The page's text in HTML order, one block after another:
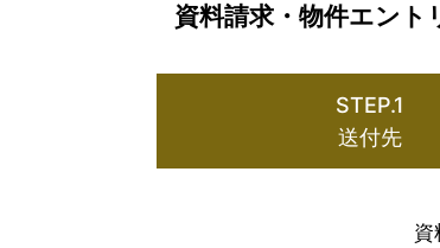
資料請求・物件エント
STEP.1
送付先
資